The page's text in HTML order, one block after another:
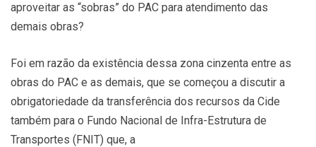
aproveitar as “sobras” do PAC para atendimento das
demais obras?
Foi em razão da existência dessa zona cinzenta entre as
obras do PAC e as demais, que se começou a discutir a
obrigatoriedade da transferência dos recursos da Cide
também para o Fundo Nacional de Infra-Estrutura de
Transportes (FNIT) que, a